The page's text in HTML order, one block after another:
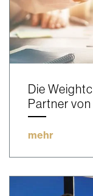
Die
Partner
mehr